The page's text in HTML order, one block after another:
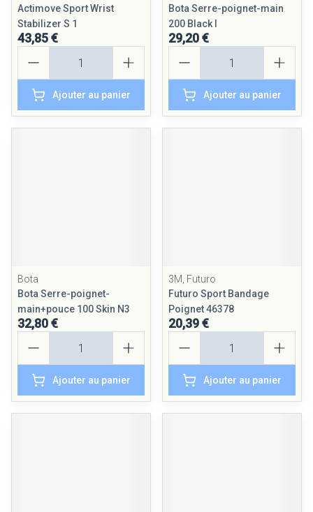
Actimove Sport Wrist
Stabilizer S 1
43,85 €
Ajouter au panier
Bota Serre-poignet-main
200 Black l
29,20 €
Ajouter au panier
Bota
Bota Serre-poignet-
main+pouce 100 Skin N3
32,80 €
Ajouter au panier
3M, Futuro
Futuro Sport Bandage
Poignet 46378
20,39 €
Ajouter au panier